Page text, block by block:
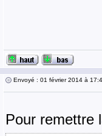
Envoyé : 01 février 2014 à
Pour remettre